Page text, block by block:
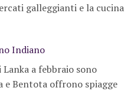
galleggianti e la cucina
Indiano
a febbraio sono
e Bentota offrono spiagge